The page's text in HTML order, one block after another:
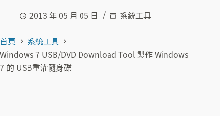
2013 年 05 月 05 日
系統工具
首頁
系統工具
Windows 7 USB/DVD Download Tool 製作 Windows
7 的 USB重灌隨身碟